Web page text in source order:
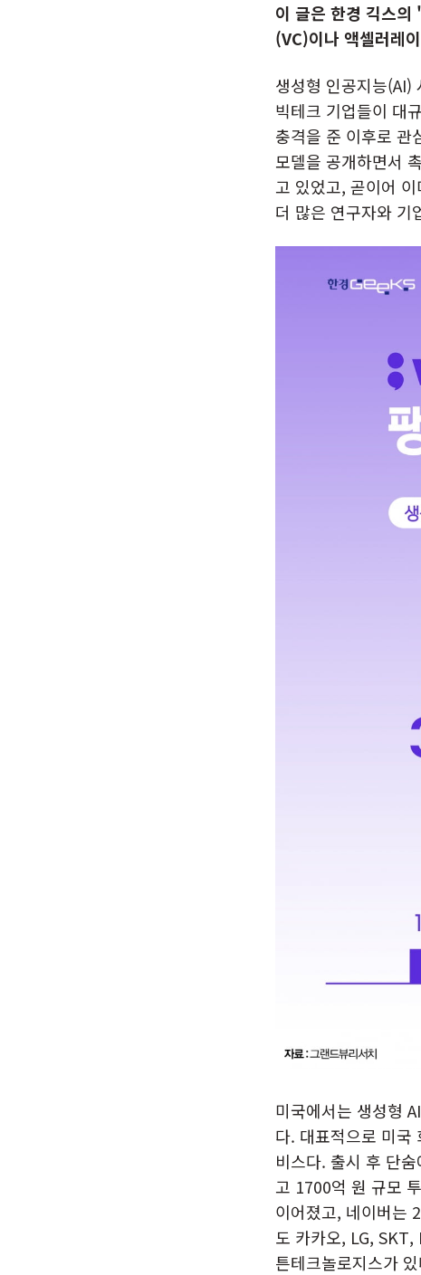
이 글은 한경 긱스의
(VC)이나 액셀러레
생성형 인공지능(AI)
빅테크 기업들이 대
충격을 준 이후로 관
모델을 공개하면서
고 있었고, 곧이어
더 많은 연구자와 기
미국에서는 생성형
다. 대표적으로 미국
비스다. 출시 후 단
고 1700억 원 규모
이어졌고, 네이버는
도 카카오, LG,
튼테크놀로지스가